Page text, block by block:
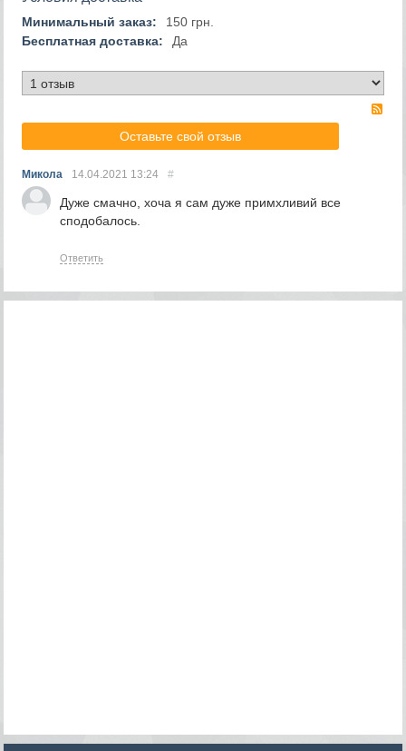
Минимальный заказ:
150 грн.
Бесплатная доставка:
Да
Оставьте свой отзыв
Микола 14.04.2021 13:24 #
Дуже смачно, хоча я сам дуже примхливий все
сподобалось.
Ответить